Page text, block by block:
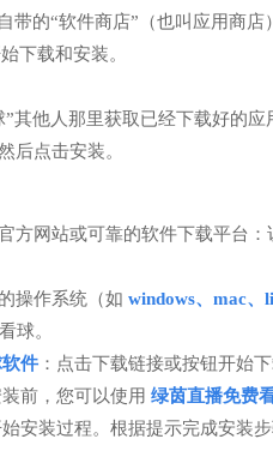
带的“软件商店”（也叫应用商
下载和安装。
其他人那里获取已经下载好的
后点击安装。
方网站或可靠的软件下载平台
操作系统（如 windows、mac、
球。
件 ：点击下载链接或按钮开始
前，您可以使用 绿茵直播免费
安装过程。根据提示完成安装